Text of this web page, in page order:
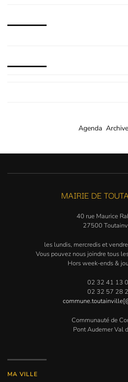
Agenda Archive
MAIRIE DE
40 rue Maurice
27500
les lundis, mercredis et
Vous pouvez nous joindre tous
Hors week-ends &
02 32 41 13
02 32 57 28
Communauté de
Pont Audemer Val
MA VILLE